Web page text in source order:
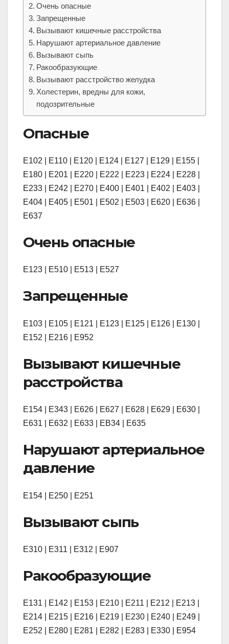
Очень опасные
Запрещенные
Вызывают кишечные расстройства
Нарушают артериальное давление
Вызывают сыпь
Ракообразующие
Вызывают расстройство желудка
Холестерин, вредны для кожи,
подозрительные
Опасные
Е102 | Е110 | Е120 | Е124 | Е127 | Е129 | Е155 |
Е180 | Е201 | Е220 | Е222 | Е223 | Е224 | Е228 |
Е233 | Е242 | Е270 | Е400 | Е401 | Е402 | Е403 |
Е404 | Е405 | Е501 | Е502 | Е503 | Е620 | Е636 |
Е637
Очень опасные
Е123 | Е510 | Е513 | Е527
Запрещенные
Е103 | Е105 | Е121 | Е123 | Е125 | Е126 | Е130 |
Е152 | Е216 | Е952
Вызывают кишечные
расстройства
Е154 | Е343 | Е626 | Е627 | Е628 | Е629 | Е630 |
Е631 | Е632 | Е633 | ЕВ34 | Е635
Нарушают артериальное
давление
Е154 | Е250 | Е251
Вызывают сыпь
Е310 | Е311 | Е312 | Е907
Ракообразующие
Е131 | Е142 | Е153 | Е210 | Е211 | Е212 | Е213 |
Е214 | Е215 | Е216 | Е219 | Е230 | Е240 | Е249 |
Е252 | Е280 | Е281 | E282 | Е283 | Е330 | Е954